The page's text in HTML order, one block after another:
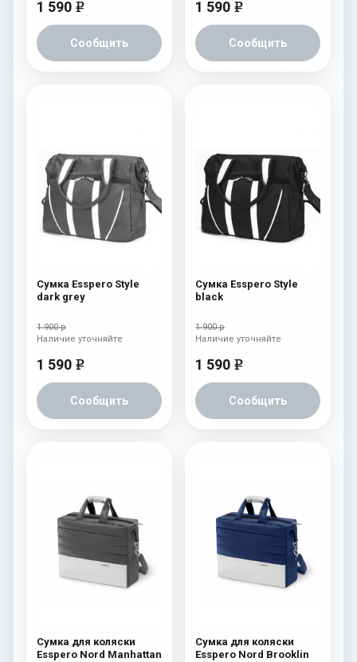
1 590 e
Сообщить
1 590 e
Сообщить
Сумка Esspero Style
dark grey
1 900 р
1 590 e
Сообщить
Наличие уточняйте
Сумка Esspero Style
black
1 900 р
1 590 e
Сообщить
Наличие уточняйте
Сумка для коляски
Esspero Nord Manhattan
Сумка для коляски
Esspero Nord Brooklin